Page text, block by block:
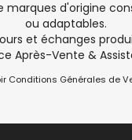
marques d'origine
ou adaptables.
et échanges
Après-Vente &
Conditions Générales de